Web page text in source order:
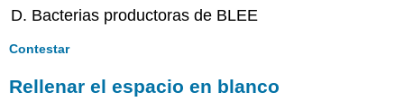
Bacterias productoras de BLEE
Contestar
Rellenar el espacio en blanco